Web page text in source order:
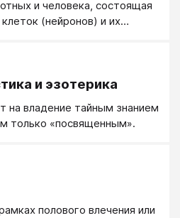
и человека, состоящая
(нейронов) и их
и эзотерика
на владение тайным знанием
только «посвященным».
полового влечения или